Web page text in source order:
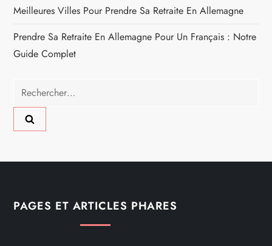
Meilleures Villes Pour Prendre Sa Retraite En Allemagne
Prendre Sa Retraite En Allemagne Pour Un Français : Notre
Guide Complet
Rechercher :
PAGES ET ARTICLES PHARES